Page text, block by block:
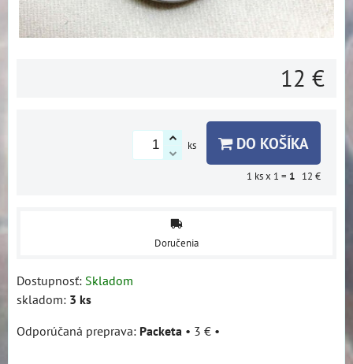
12 €
ks DO KOŠÍKA
1 ks x 1 = 1 12 €
Doručenia
Dostupnosť: Skladom
skladom: 3 ks
Packeta • 3 € •